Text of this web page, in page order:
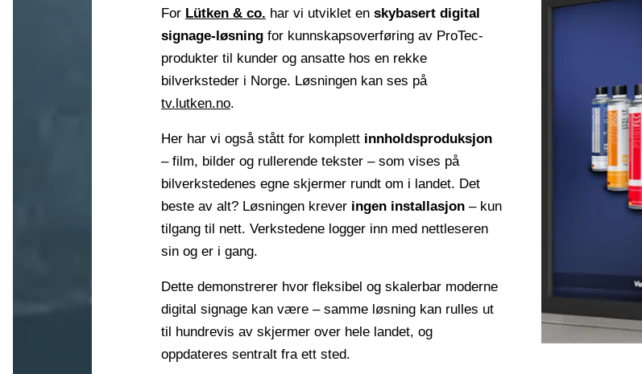
For Lütken & co. har vi utviklet en skybasert digital
signage-løsning for kunnskapsoverføring av ProTec-
produkter til kunder og ansatte hos en rekke
bilverksteder i Norge. Løsningen kan ses på
tv.lutken.no.
Her har vi også stått for komplett innholdsproduksjon
– film, bilder og rullerende tekster – som vises på
bilverkstedenes egne skjermer rundt om i landet. Det
beste av alt? Løsningen krever ingen installasjon – kun
tilgang til nett. Verkstedene logger inn med nettleseren
sin og er i gang.
Dette demonstrerer hvor fleksibel og skalerbar moderne
digital signage kan være – samme løsning kan rulles ut
til hundrevis av skjermer over hele landet, og
oppdateres sentralt fra ett sted.